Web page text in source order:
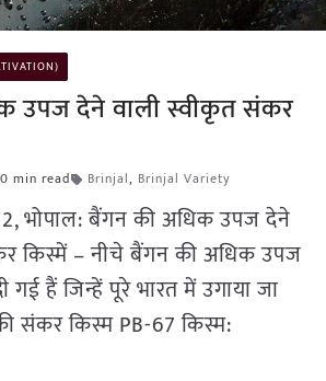
उपज देने वाली स्वीकृत संकर
min read Brinjal, Brinjal Variety
भोपाल: बैंगन की अधिक उपज देने
किस्में – नीचे बैंगन की अधिक उपज
गई हैं जिन्हें पूरे भारत में उगाया जा
संकर किस्म PB-67 किस्म: